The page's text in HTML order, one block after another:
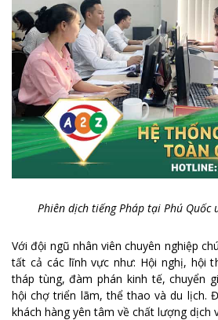
Phiên dịch tiếng Pháp tại Phú Quốc
Với đội ngũ nhân viên chuyên nghiệp
tất cả các lĩnh vực như: Hội nghị, hội
tháp tùng, đàm phán kinh tế, chuyển
hội chợ triển lãm, thể thao và du lịch.
khách hàng yên tâm về chất lượng dịch